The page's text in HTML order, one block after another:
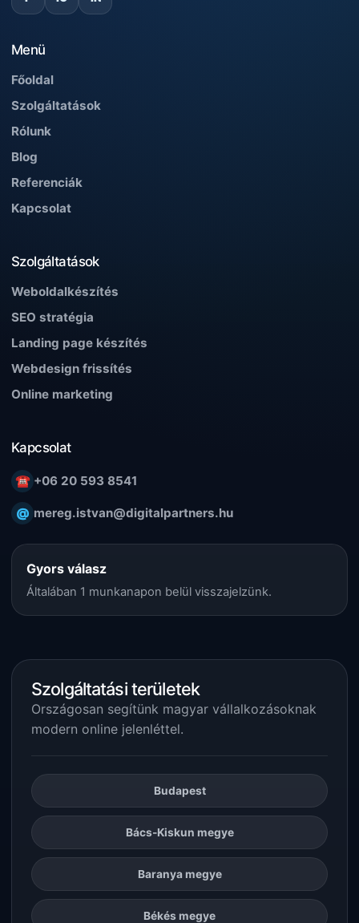
Menü
Főoldal
Szolgáltatások
Rólunk
Blog
Referenciák
Kapcsolat
Szolgáltatások
Weboldalkészítés
SEO stratégia
Landing page készítés
Webdesign frissítés
Online marketing
Kapcsolat
☎ +06 20 593 8541
@ mereg.istvan@digitalpartners.hu
Gyors válasz
Általában 1 munkanapon belül visszajelzünk.
Szolgáltatási területek
Országosan segítünk magyar vállalkozásoknak
modern online jelenléttel.
Budapest
Bács-Kiskun megye
Baranya megye
Békés megye